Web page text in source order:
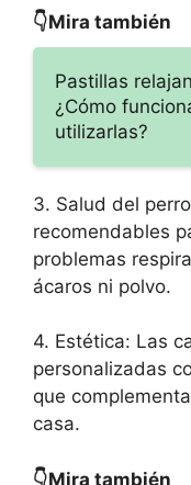
👇Mira también
Pastillas
¿Cómo
utilizarlas?
3. Salud del
recomendables
problemas
ácaros ni polvo.
4. Estética: Las
personalizadas
que
casa.
👇Mira también